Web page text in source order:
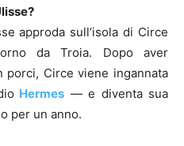
approda sull’isola di Circe
da Troia. Dopo aver
Circe viene ingannata
Hermes — e diventa sua
per un anno.